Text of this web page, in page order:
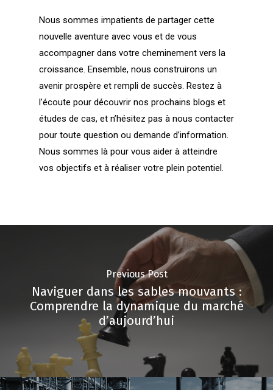
Nous sommes impatients de partager cette
nouvelle aventure avec vous et de vous
accompagner dans votre cheminement vers la
croissance. Ensemble, nous construirons un
avenir prospère et rempli de succès. Restez à
l’écoute pour découvrir nos prochains blogs et
études de cas, et n’hésitez pas à nous contacter
pour toute question ou demande d’information.
Nous sommes là pour vous aider à atteindre
vos objectifs et à réaliser votre plein potentiel.
Previous Post
Naviguer dans les sables mouvants :
Comprendre la dynamique du marché
d’aujourd’hui